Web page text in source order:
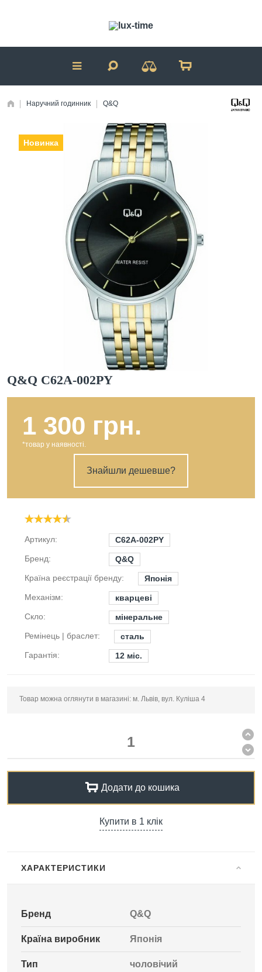
Наручний годинник Q&Q
Новинка
Q&Q C62A-002PY
1 300 грн.
*товар у наявності.
Знайшли дешевше?
Артикул:
C62A-002PY
Бренд:
Q&Q
Країна реєстрації бренду:
Японія
Механізм:
кварцеві
Скло:
мінеральне
Ремінець | браслет:
сталь
Гарантія:
12 міс.
Товар можна оглянути в магазині: м. Львів, вул. Куліша 4
Додати до кошика
Купити в 1 клік
ХАРАКТЕРИСТИКИ
Бренд Q&Q
Країна виробник Японія
Тип чоловічий